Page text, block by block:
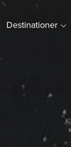
Destinationer